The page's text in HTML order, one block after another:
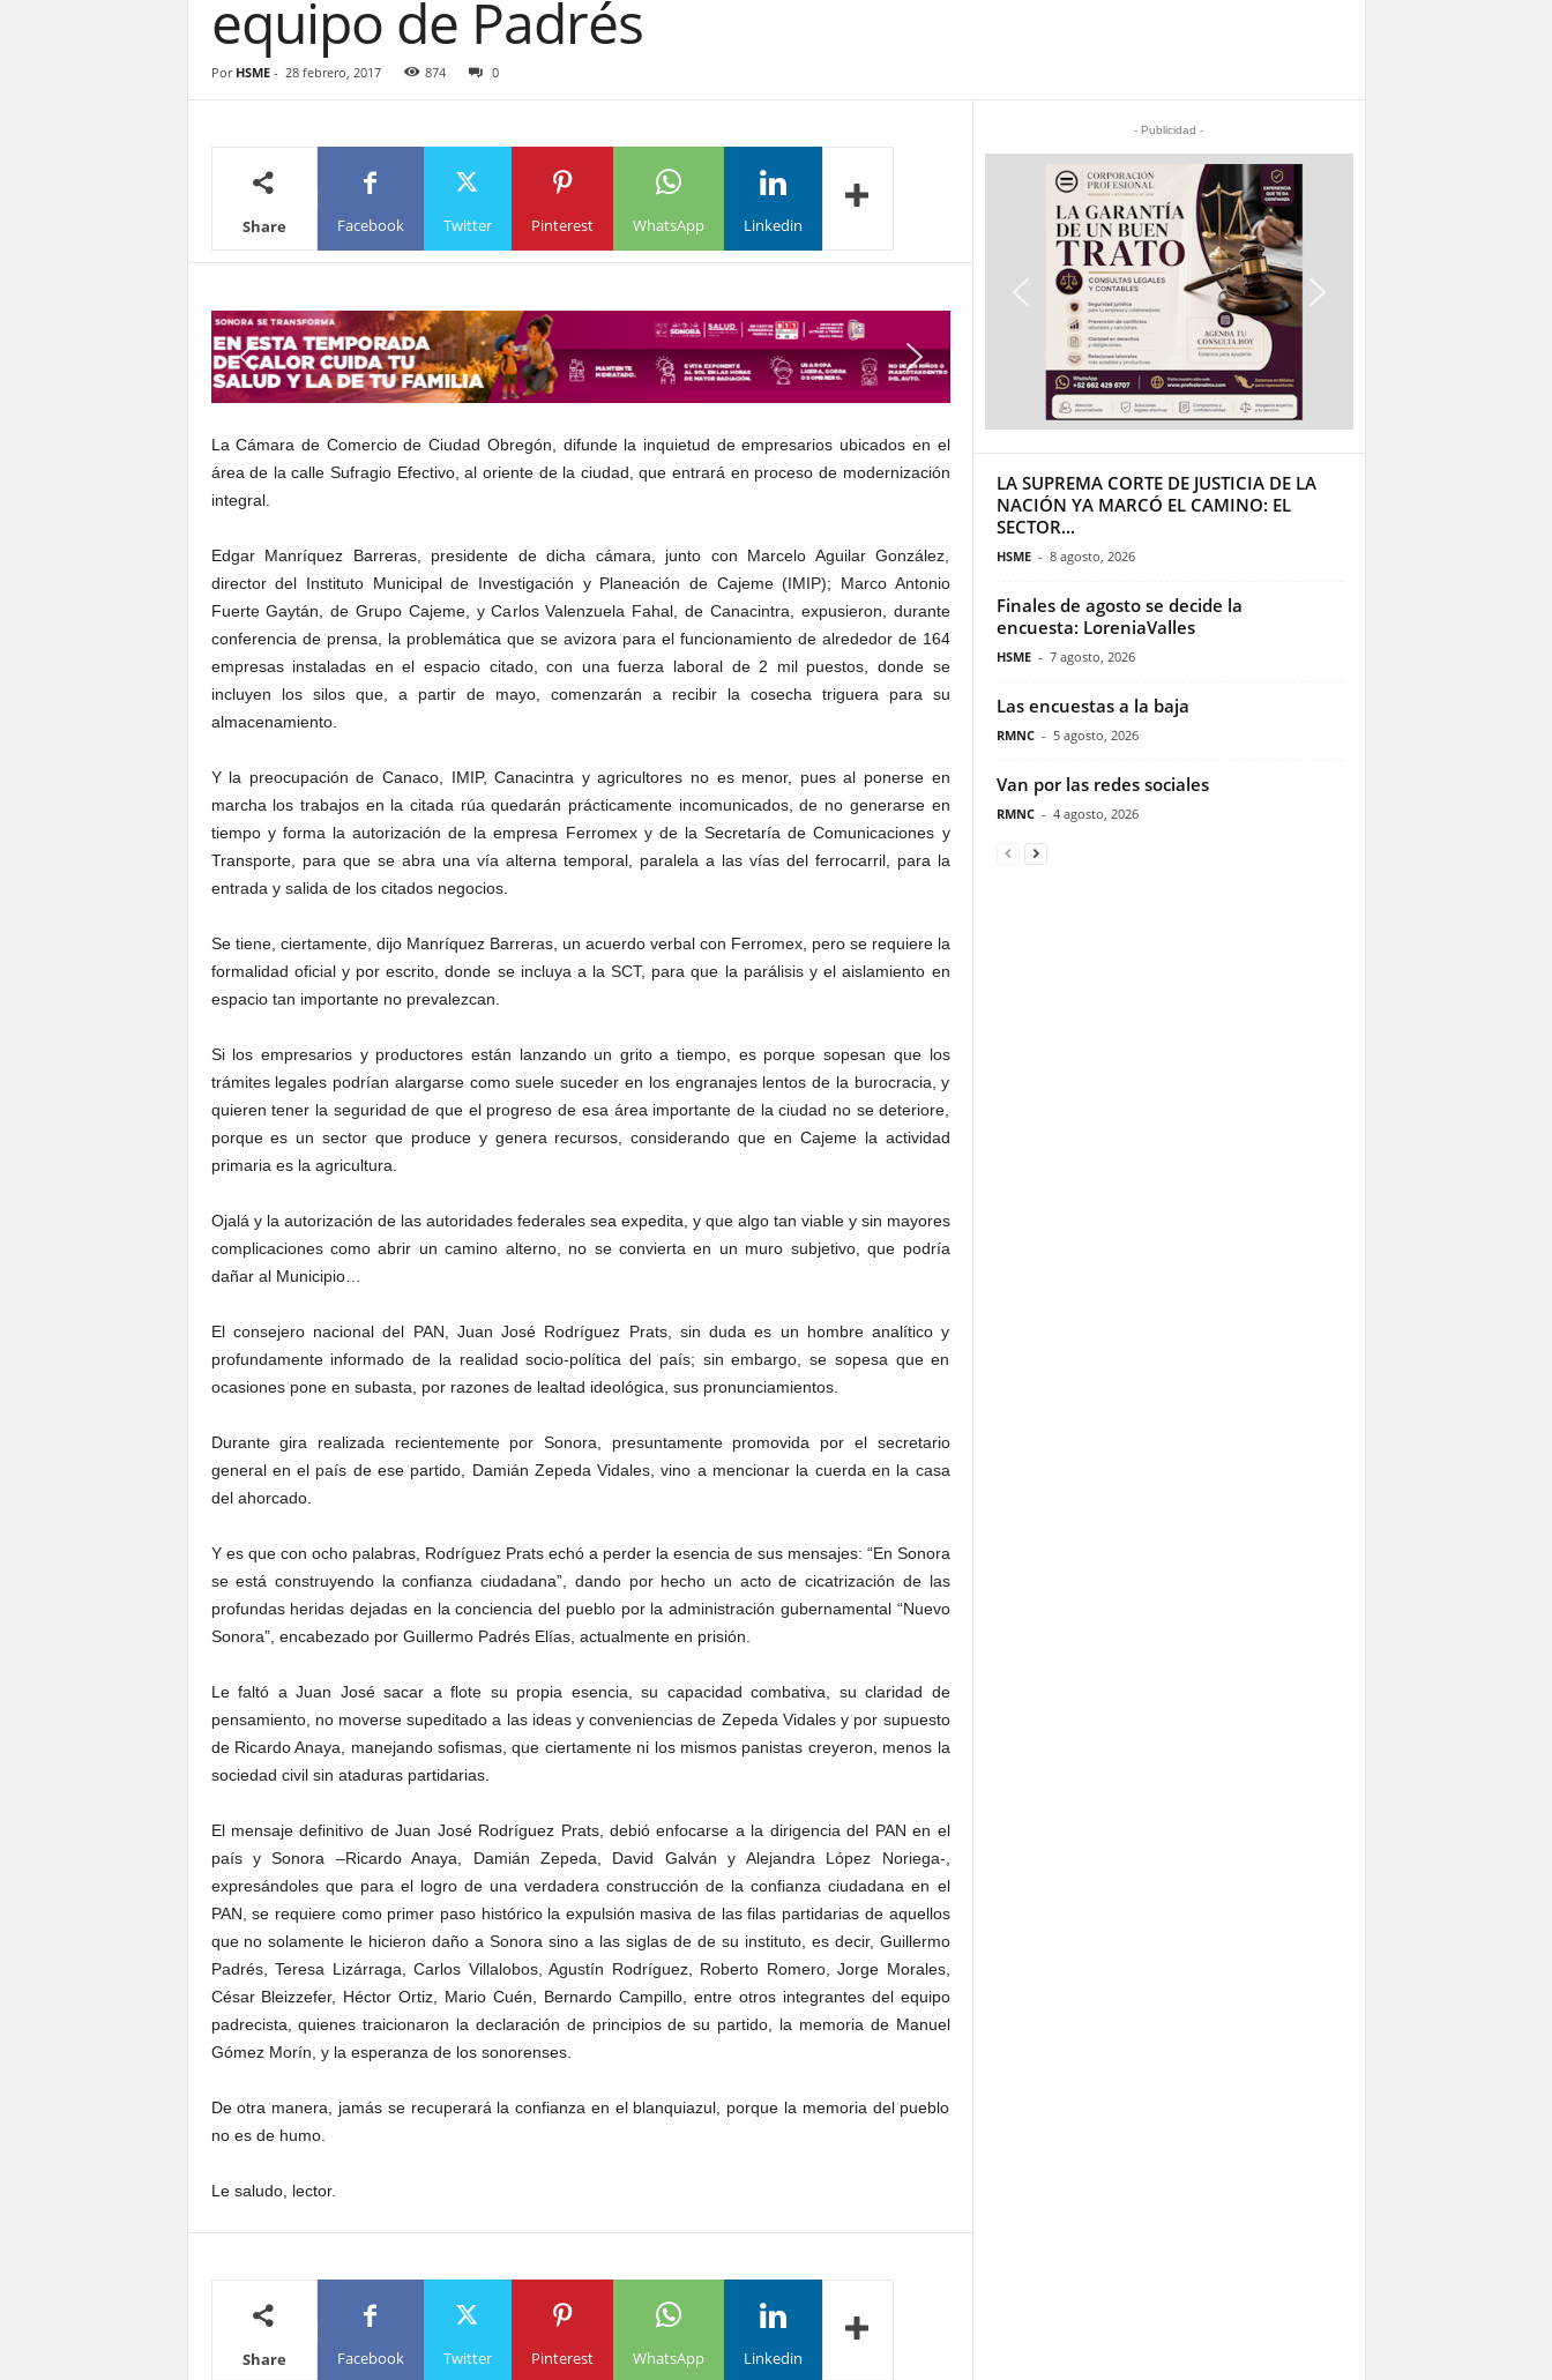
equipo de Padrés
Por HSME- 28 febrero, 2017 874 0
Share Facebook Twitter Pinterest WhatsApp Linkedin
La Cámara de Comercio de Ciudad Obregón, difunde la inquietud de empresarios ubicados en el
área de la calle Sufragio Efectivo, al oriente de la ciudad, que entrará en proceso de modernización
integral.
Edgar Manríquez Barreras, presidente de dicha cámara, junto con Marcelo Aguilar González,
director del Instituto Municipal de Investigación y Planeación de Cajeme (IMIP); Marco Antonio
Fuerte Gaytán, de Grupo Cajeme, y Carlos Valenzuela Fahal, de Canacintra, expusieron, durante
conferencia de prensa, la problemática que se avizora para el funcionamiento de alrededor de 164
empresas instaladas en el espacio citado, con una fuerza laboral de 2 mil puestos, donde se
incluyen los silos que, a partir de mayo, comenzarán a recibir la cosecha triguera para su
almacenamiento.
Y la preocupación de Canaco, IMIP, Canacintra y agricultores no es menor, pues al ponerse en
marcha los trabajos en la citada rúa quedarán prácticamente incomunicados, de no generarse en
tiempo y forma la autorización de la empresa Ferromex y de la Secretaría de Comunicaciones y
Transporte, para que se abra una vía alterna temporal, paralela a las vías del ferrocarril, para la
entrada y salida de los citados negocios.
Se tiene, ciertamente, dijo Manríquez Barreras, un acuerdo verbal con Ferromex, pero se requiere la
formalidad oficial y por escrito, donde se incluya a la SCT, para que la parálisis y el aislamiento en
espacio tan importante no prevalezcan.
Si los empresarios y productores están lanzando un grito a tiempo, es porque sopesan que los
trámites legales podrían alargarse como suele suceder en los engranajes lentos de la burocracia, y
quieren tener la seguridad de que el progreso de esa área importante de la ciudad no se deteriore,
porque es un sector que produce y genera recursos, considerando que en Cajeme la actividad
primaria es la agricultura.
Ojalá y la autorización de las autoridades federales sea expedita, y que algo tan viable y sin mayores
complicaciones como abrir un camino alterno, no se convierta en un muro subjetivo, que podría
dañar al Municipio…
El consejero nacional del PAN, Juan José Rodríguez Prats, sin duda es un hombre analítico y
profundamente informado de la realidad socio-política del país; sin embargo, se sopesa que en
ocasiones pone en subasta, por razones de lealtad ideológica, sus pronunciamientos.
Durante gira realizada recientemente por Sonora, presuntamente promovida por el secretario
general en el país de ese partido, Damián Zepeda Vidales, vino a mencionar la cuerda en la casa
del ahorcado.
Y es que con ocho palabras, Rodríguez Prats echó a perder la esencia de sus mensajes: “En Sonora
se está construyendo la confianza ciudadana”, dando por hecho un acto de cicatrización de las
profundas heridas dejadas en la conciencia del pueblo por la administración gubernamental “Nuevo
Sonora”, encabezado por Guillermo Padrés Elías, actualmente en prisión.
Le faltó a Juan José sacar a flote su propia esencia, su capacidad combativa, su claridad de
pensamiento, no moverse supeditado a las ideas y conveniencias de Zepeda Vidales y por supuesto
de Ricardo Anaya, manejando sofismas, que ciertamente ni los mismos panistas creyeron, menos la
sociedad civil sin ataduras partidarias.
El mensaje definitivo de Juan José Rodríguez Prats, debió enfocarse a la dirigencia del PAN en el
país y Sonora –Ricardo Anaya, Damián Zepeda, David Galván y Alejandra López Noriega-,
expresándoles que para el logro de una verdadera construcción de la confianza ciudadana en el
PAN, se requiere como primer paso histórico la expulsión masiva de las filas partidarias de aquellos
que no solamente le hicieron daño a Sonora sino a las siglas de de su instituto, es decir, Guillermo
Padrés, Teresa Lizárraga, Carlos Villalobos, Agustín Rodríguez, Roberto Romero, Jorge Morales,
César Bleizzefer, Héctor Ortiz, Mario Cuén, Bernardo Campillo, entre otros integrantes del equipo
padrecista, quienes traicionaron la declaración de principios de su partido, la memoria de Manuel
Gómez Morín, y la esperanza de los sonorenses.
De otra manera, jamás se recuperará la confianza en el blanquiazul, porque la memoria del pueblo
no es de humo.
Le saludo, lector.
Share Facebook Twitter Pinterest WhatsApp Linkedin
- Publicidad -
LA SUPREMA CORTE DE JUSTICIA DE LA
NACIÓN YA MARCÓ EL CAMINO: EL
SECTOR...
HSME - 8 agosto, 2026
Finales de agosto se decide la
encuesta: LoreniaValles
HSME - 7 agosto, 2026
Las encuestas a la baja
RMNC - 5 agosto, 2026
Van por las redes sociales
RMNC - 4 agosto, 2026